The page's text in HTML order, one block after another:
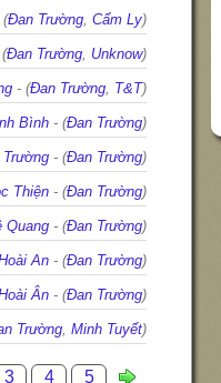
(Đan Trường, Cẩm Ly)
Đan Trường, Unknow)
- (Đan Trường, T&T)
Bình - (Đan Trường)
- (Đan Trường)
Thiện - (Đan Trường)
Quang - (Đan Trường)
An - (Đan Trường)
Ân - (Đan Trường)
Trường, Minh Tuyết)
3 4 5